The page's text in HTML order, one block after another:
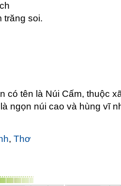
trăng soi.
có tên là Núi Cấm, thuộc
ngọn núi cao và hùng vĩ
, Thơ